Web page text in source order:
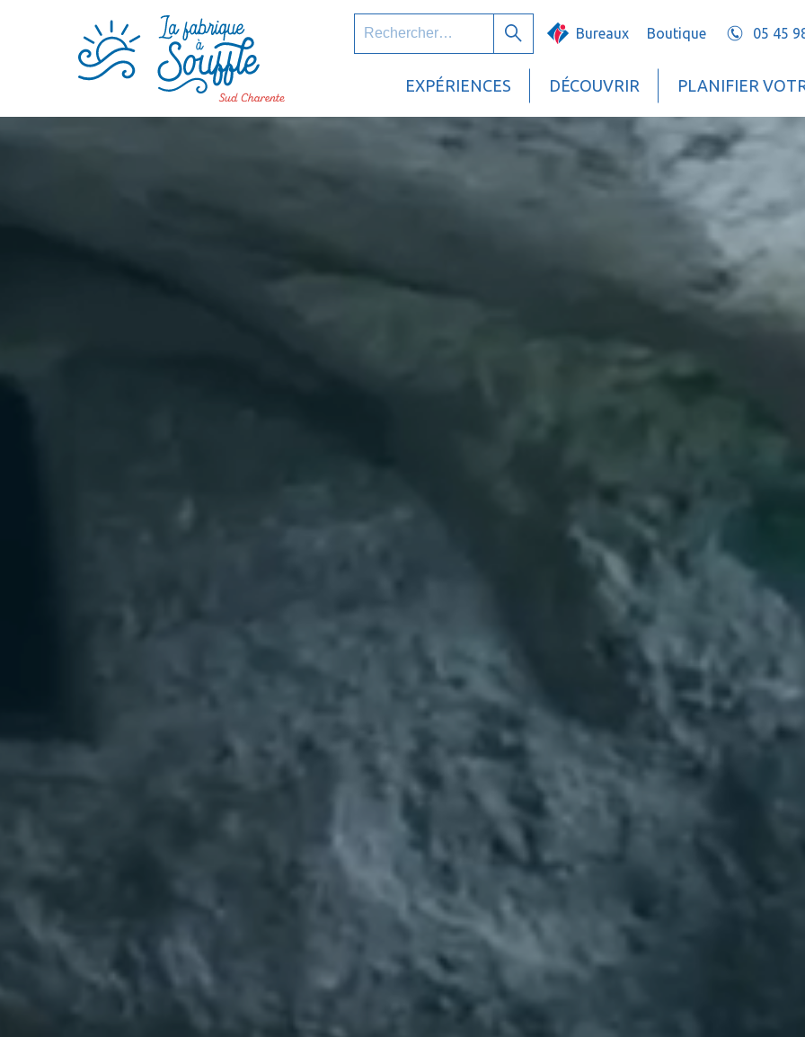
EXPÉRIENCES DÉCOUVRIR PLANIFIER
RechercherBureaux Boutique 05 45